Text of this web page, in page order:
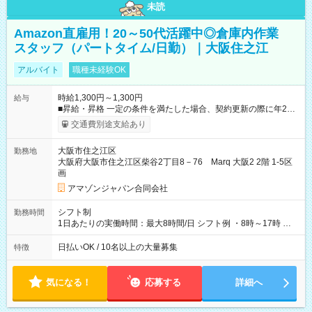
未読
Amazon直雇用！20～50代活躍中◎倉庫内作業
スタッフ（パートタイム/日勤）｜大阪住之江
アルバイト 職種未経験OK
給与
時給1,300円～1,300円
■昇給・昇格 一定の条件を満たした場合、契約更新の際に年2回
まで昇給の機会があります。 ■正社員登用制度あり ※月末締/翌
月25日支払い ※時間外手当、別途支給 ※深夜割増賃金 (22:00～
☆Amazon直雇用で安定して働けます！ 【試用期間】試用期間
あり 試用期間の長さ：1週間 雇用形態、給与は本採用時と同じ
です。
交通費別途支給あり
勤務地
大阪市住之江区
大阪府大阪市住之江区柴谷2丁目8－76 Marq 大阪2 2階 1-5区
画
アマゾンジャパン合同会社
勤務時間
シフト制
1日あたりの実働時間：最大8時間/日 シフト例 ・8時～17時 ・
12時～21時
特徴 日払いOK / 10名以上の大量募集
気になる！ 応募する 詳細へ